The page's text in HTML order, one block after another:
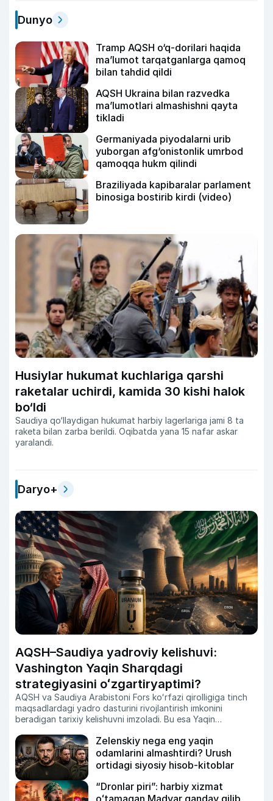
Dunyo
Tramp AQSH o‘q-dorilari haqida
ma’lumot tarqatganlarga qamoq
bilan tahdid qildi
AQSH Ukraina bilan razvedka
ma’lumotlari almashishni qayta
tikladi
Germaniyada piyodalarni urib
yuborgan afg‘onistonlik umrbod
qamoqqa hukm qilindi
Braziliyada kapibaralar parlament
binosiga bostirib kirdi (video)
Husiylar hukumat kuchlariga qarshi
raketalar uchirdi, kamida 30 kishi halok
bo‘ldi
Saudiya qo‘llaydigan hukumat harbiy lagerlariga jami 8 ta
raketa bilan zarba berildi. Oqibatda yana 15 nafar askar
yaralandi.
Daryo+
AQSH–Saudiya yadroviy kelishuvi:
Vashington Yaqin Sharqdagi
strategiyasini oʻzgartiryaptimi?
AQSH va Saudiya Arabistoni Fors koʻrfazi qirolligiga tinch
maqsadlardagi yadro dasturini rivojlantirish imkonini
beradigan tarixiy kelishuvni imzoladi. Bu esa Yaqin
masalasida yangi savollarni kun tartibiga olib chiqmoqda.
Zero, Isroil Eronning uranni boyitish dasturini oʻz milliy
xavfsizligiga tahdid sifatida baholab keladi.Xoʻsh, nega
Vashington endi Ar-Riyodga aynan shunday imkoniyatni
taqdim etmoqda?
Zelenskiy nega eng yaqin
odamlarini almashtirdi? Urush
ortidagi siyosiy hisob-kitoblar
“Dronlar piri”: harbiy xizmat
oʻtamagan Madyar qanday qilib